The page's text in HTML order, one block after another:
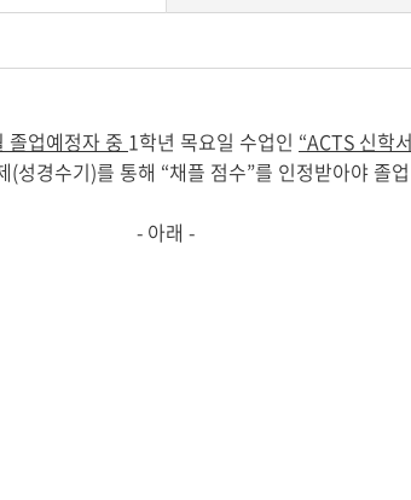
졸업예정자 중 1학년 목요일 수업인 “ACTS 신학
(성경수기)를 통해 “채플 점수”를 인정받아야 졸
- 아래 -